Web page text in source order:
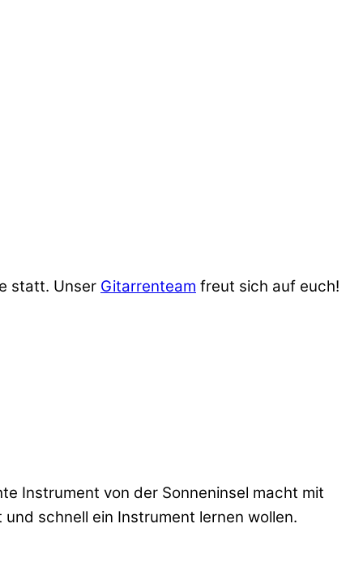
statt. Unser Gitarrenteam freut sich auf euch!
Instrument von der Sonneninsel macht mit
schnell ein Instrument lernen wollen.